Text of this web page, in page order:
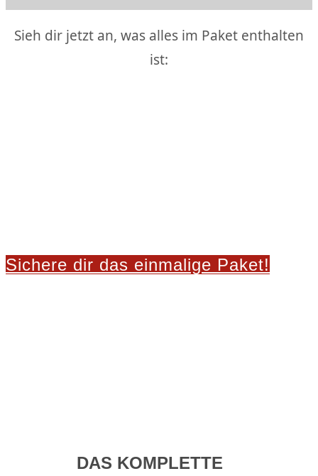
Sieh dir jetzt an, was alles im Paket enthalten
ist:
Sichere dir das einmalige Paket!
DAS KOMPLETTE